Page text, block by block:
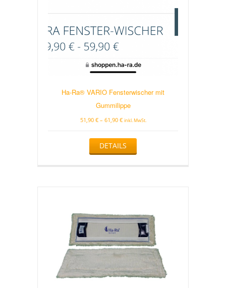
Ha-Ra® VARIO Fensterwischer mit
Gummilippe
51,90 €– 61,90 € inkl. MwSt.
DETAILS
weist
können
auf
der
Produktseite
gewählt
werden